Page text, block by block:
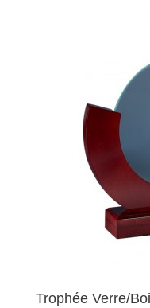
Trophée Verre/